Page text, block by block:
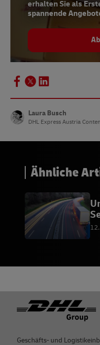
erhalten Sie als
spannende
Laura Busch
DHL Express Austria
Ähnliche
Footer
Geschäfts- und